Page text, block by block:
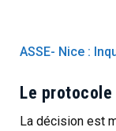
ASSE- Nice :
Le
La décision est